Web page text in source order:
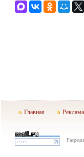
Главная Реклама